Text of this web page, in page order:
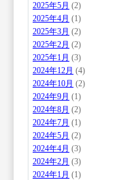
2025年5月 (2)
2025年4月 (1)
2025年3月 (2)
2025年2月 (2)
2025年1月 (3)
2024年12月 (4)
2024年10月 (2)
2024年9月 (1)
2024年8月 (2)
2024年7月 (1)
2024年5月 (2)
2024年4月 (3)
2024年2月 (3)
2024年1月 (1)